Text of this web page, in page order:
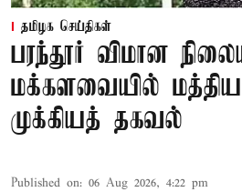
தமிழக செய்திகள்
பரந்தூர் விமான
மக்களவையில் மத்திய
முக்கியத் தகவல்
Published on: 06 Aug 2026, 4:22 pm